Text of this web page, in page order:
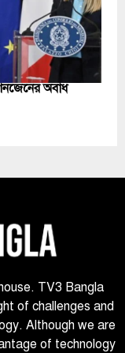
অবাধ
TV3 Bangla
of challenges and
Although we are
of technology